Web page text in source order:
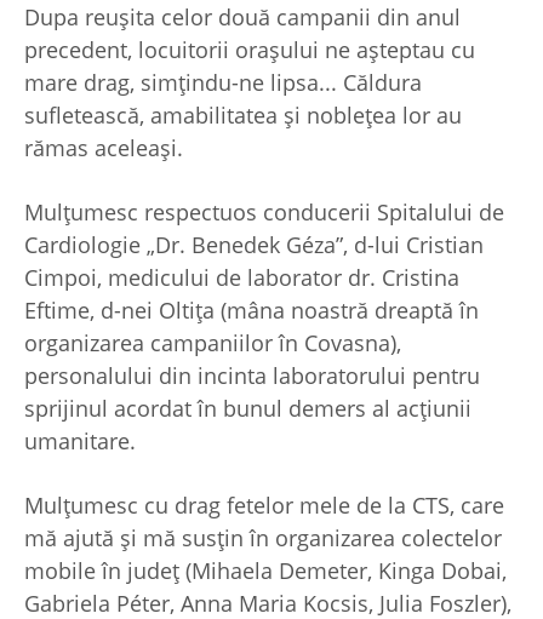
Dupa reuşita celor două campanii din anul
precedent, locuitorii oraşului ne aşteptau cu
mare drag, simţindu-ne lipsa... Căldura
sufletească, amabilitatea şi nobleţea lor au
rămas aceleaşi.
Mulţumesc respectuos conducerii Spitalului de
Cardiologie „Dr. Benedek Géza”, d-lui Cristian
Cimpoi, medicului de laborator dr. Cristina
Eftime, d-nei Oltiţa (mâna noastră dreaptă în
organizarea campaniilor în Covasna),
personalului din incinta laboratorului pentru
sprijinul acordat în bunul demers al acţiunii
umanitare.
Mulţumesc cu drag fetelor mele de la CTS, care
mă ajută şi mă susţin în organizarea colectelor
mobile în judeţ (Mihaela Demeter, Kinga Dobai,
Gabriela Péter, Anna Maria Kocsis, Julia Foszler),